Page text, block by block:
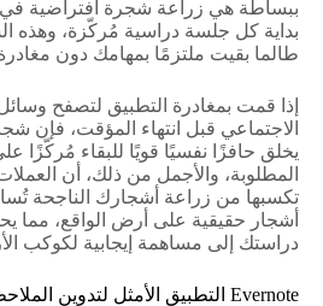
ببساطة هي زراعة شجرة افتراضية
بداية كل جلسة دراسية مُركّزة، وهذه
طالما بقيت ملتزمًا بمهامك دون
إذا قمت بمغادرة التطبيق لتصفح
الاجتماعي قبل انتهاء المؤقت، فإن
يخلق حافزًا نفسيًا قويًا للبقاء مُركّزًا
المطلوبة، والأجمل من ذلك، أن
تكسبها من زراعة أشجارك الناجحة
أشجار حقيقية على أرض الواقع، مما
دراستك إلى مساهمة إيجابية لكوكب
Evernote التطبيق الأمثل لتدوين الملاحظات